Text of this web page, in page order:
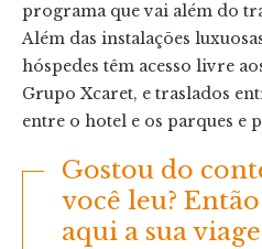
programa que vai além do
Além das instalações
hóspedes têm acesso livre
Grupo Xcaret, e traslados
entre o hotel e os parques e
Gostou do
você leu?
aqui a sua